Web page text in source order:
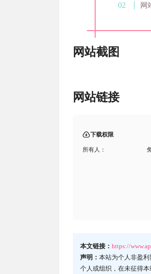
网
网站截图
网站链接
下载权限
所有人：
本文链接： https://
声明： 本站为个人非盈
个人或组织，在未征得